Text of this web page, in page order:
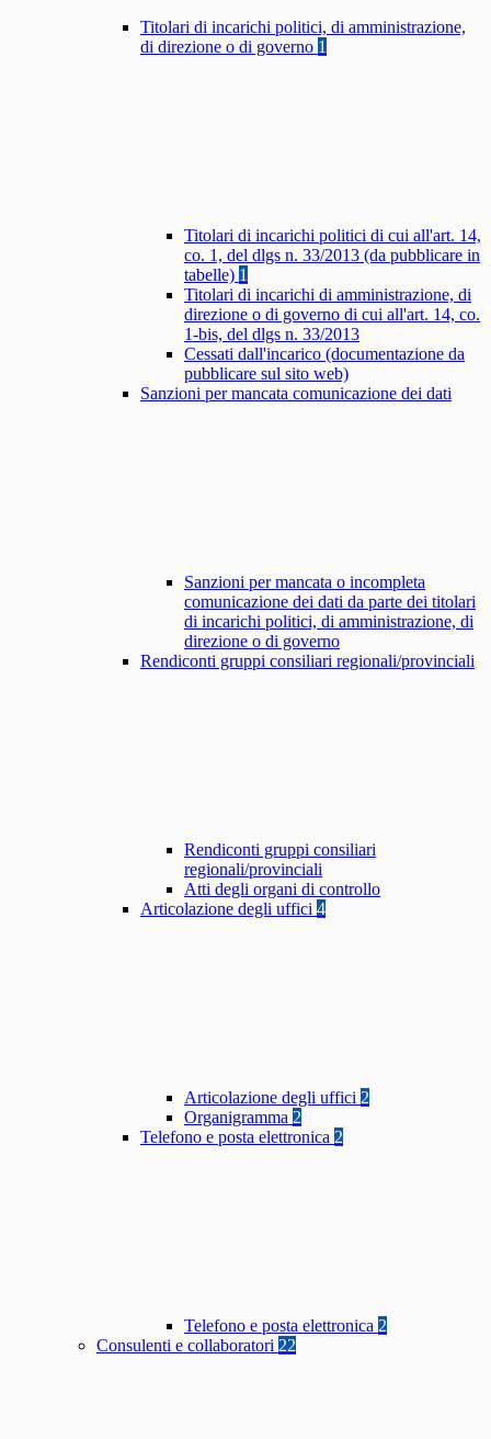
Titolari di incarichi politici, di amministrazione,
di direzione o di governo 1
Titolari di incarichi politici di cui all'art. 14,
co. 1, del dlgs n. 33/2013 (da pubblicare in
tabelle) 1
Titolari di incarichi di amministrazione, di
direzione o di governo di cui all'art. 14, co.
1-bis, del dlgs n. 33/2013
Cessati dall'incarico (documentazione da
pubblicare sul sito web)
Sanzioni per mancata comunicazione dei dati
Sanzioni per mancata o incompleta
comunicazione dei dati da parte dei titolari
di incarichi politici, di amministrazione, di
direzione o di governo
Rendiconti gruppi consiliari regionali/provinciali
Rendiconti gruppi consiliari
regionali/provinciali
Atti degli organi di controllo
Articolazione degli uffici 4
Articolazione degli uffici 2
Organigramma 2
Telefono e posta elettronica 2
Telefono e posta elettronica 2
Consulenti e collaboratori 22